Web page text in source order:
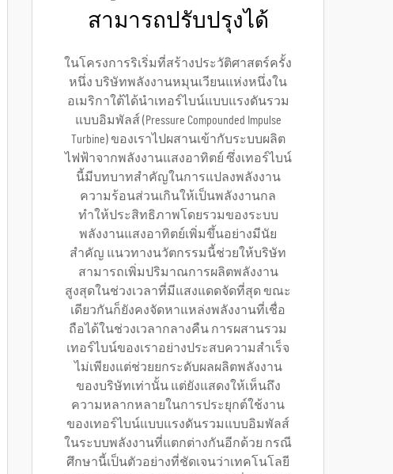
สามารถปรับปรุงได้
ในโครงการริเริ่มที่สร้างประวัติศาสตร์ครั้ง
หนึ่ง บริษัทพลังงานหมุนเวียนแห่งหนึ่งใน
อเมริกาใต้ได้นำเทอร์ไบน์แบบแรงดันรวม
แบบอิมพัลส์ (Pressure Compounded Impulse
Turbine) ของเราไปผสานเข้ากับระบบผลิต
ไฟฟ้าจากพลังงานแสงอาทิตย์ ซึ่งเทอร์ไบน์
นี้มีบทบาทสำคัญในการแปลงพลังงาน
ความร้อนส่วนเกินให้เป็นพลังงานกล
ทำให้ประสิทธิภาพโดยรวมของระบบ
พลังงานแสงอาทิตย์เพิ่มขึ้นอย่างมีนัย
สำคัญ แนวทางนวัตกรรมนี้ช่วยให้บริษัท
สามารถเพิ่มปริมาณการผลิตพลังงาน
สูงสุดในช่วงเวลาที่มีแสงแดดจัดที่สุด ขณะ
เดียวกันก็ยังคงจัดหาแหล่งพลังงานที่เชื่อ
ถือได้ในช่วงเวลากลางคืน การผสานรวม
เทอร์ไบน์ของเราอย่างประสบความสำเร็จ
ไม่เพียงแต่ช่วยยกระดับผลผลิตพลังงาน
ของบริษัทเท่านั้น แต่ยังแสดงให้เห็นถึง
ความหลากหลายในการประยุกต์ใช้งาน
ของเทอร์ไบน์แบบแรงดันรวมแบบอิมพัลส์
ในระบบพลังงานที่แตกต่างกันอีกด้วย กรณี
ศึกษานี้เป็นตัวอย่างที่ชัดเจนว่าเทคโนโลยี